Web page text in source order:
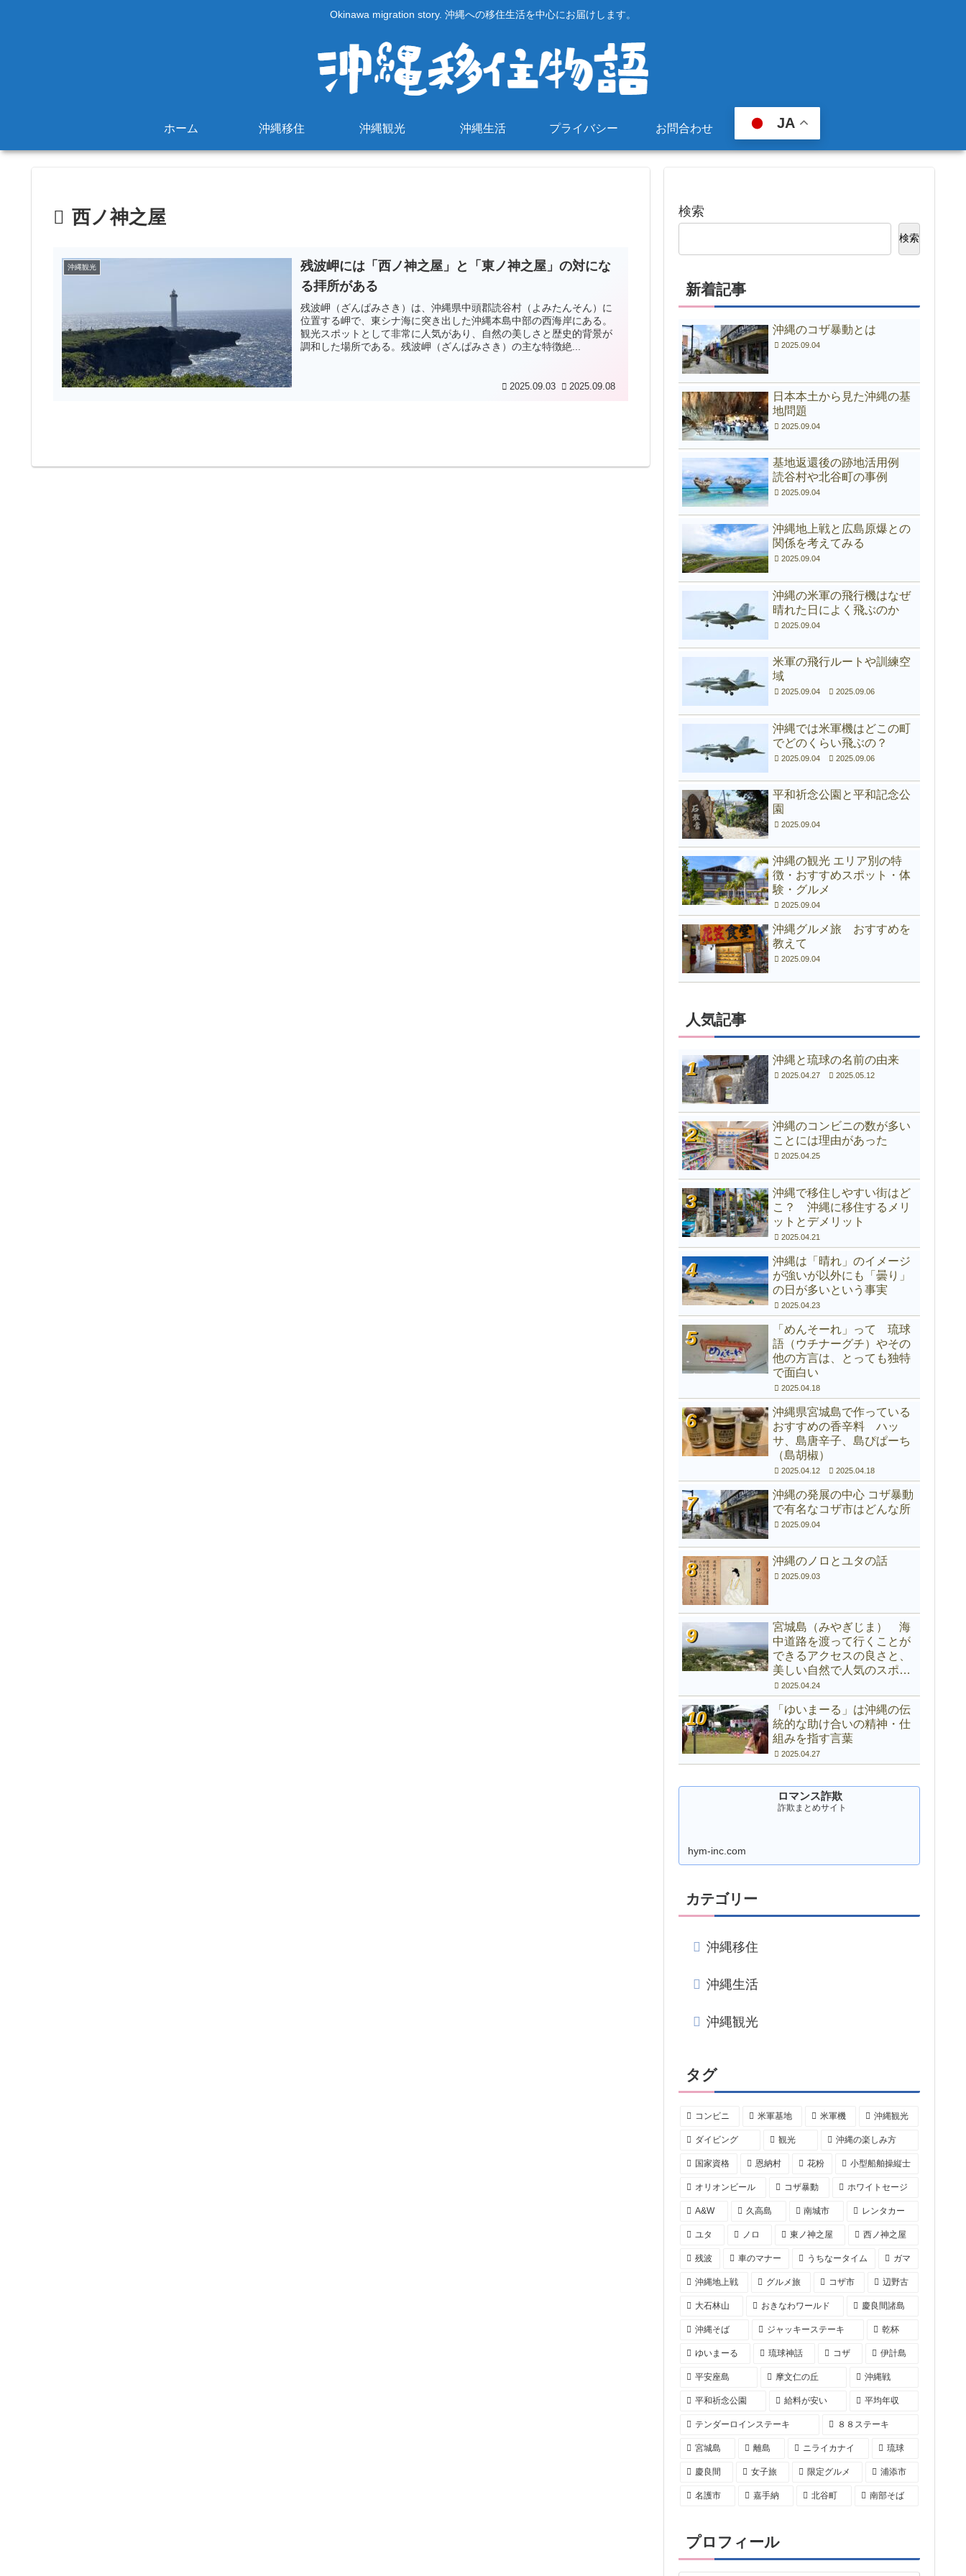
Okinawa migration story. 沖縄への移住生活を中心にお届けします。
ホーム 沖縄移住 沖縄観光 沖縄生活 プライバシー お問合わせ JA
西ノ神之屋
沖縄観光
残波岬には「西ノ神之屋」と「東ノ神之屋」の対にな
る拝所がある
残波岬（ざんぱみさき）は、沖縄県中頭郡読谷村（よみたんそん）に
位置する岬で、東シナ海に突き出した沖縄本島中部の西海岸にある。
観光スポットとして非常に人気があり、自然の美しさと歴史的背景が
調和した場所である。残波岬（ざんぱみさき）の主な特徴絶...
2025.09.03 2025.09.08
検索
検索
新着記事
沖縄のコザ暴動とは
2025.09.04
日本本土から見た沖縄の基
地問題
2025.09.04
基地返還後の跡地活用例
読谷村や北谷町の事例
2025.09.04
沖縄地上戦と広島原爆との
関係を考えてみる
2025.09.04
沖縄の米軍の飛行機はなぜ
晴れた日によく飛ぶのか
2025.09.04
米軍の飛行ルートや訓練空
域
2025.09.04 2025.09.06
沖縄では米軍機はどこの町
でどのくらい飛ぶの？
2025.09.04 2025.09.06
平和祈念公園と平和記念公
園
2025.09.04
沖縄の観光 エリア別の特
徴・おすすめスポット・体
験・グルメ
2025.09.04
沖縄グルメ旅 おすすめを
教えて
2025.09.04
人気記事
沖縄と琉球の名前の由来
2025.04.27 2025.05.12
沖縄のコンビニの数が多い
ことには理由があった
2025.04.25
沖縄で移住しやすい街はど
こ？ 沖縄に移住するメリ
ットとデメリット
2025.04.21
沖縄は「晴れ」のイメージ
が強いが以外にも「曇り」
の日が多いという事実
2025.04.23
「めんそーれ」って 琉球
語（ウチナーグチ）やその
他の方言は、とっても独特
で面白い
2025.04.18
沖縄県宮城島で作っている
おすすめの香辛料 ハッ
サ、島唐辛子、島ぴぱーち
（島胡椒）
2025.04.12 2025.04.18
沖縄の発展の中心 コザ暴動
で有名なコザ市はどんな所
2025.09.04
沖縄のノロとユタの話
2025.09.03
宮城島（みやぎじま） 海
中道路を渡って行くことが
できるアクセスの良さと、
美しい自然で人気のスポッ
ト2025.04.24
「ゆいまーる」は沖縄の伝
統的な助け合いの精神・仕
組みを指す言葉
2025.04.27
ロマンス詐欺
詐欺まとめサイト
hym-inc.com
カテゴリー
沖縄移住
沖縄生活
沖縄観光
タグ
コンビニ 米軍基地 米軍機 沖縄観光
ダイビング 観光 沖縄の楽しみ方
国家資格 恩納村 花粉 小型船舶操縦士
オリオンビール コザ暴動 ホワイトセージ
A&W 久高島 南城市 レンタカー
ユタ ノロ 東ノ神之屋 西ノ神之屋
残波 車のマナー うちなータイム ガマ
沖縄地上戦 グルメ旅 コザ市 辺野古
大石林山 おきなわワールド 慶良間諸島
沖縄そば ジャッキーステーキ 乾杯
ゆいまーる 琉球神話 コザ 伊計島
平安座島 摩文仁の丘 沖縄戦
平和祈念公園 給料が安い 平均年収
テンダーロインステーキ ８８ステーキ
宮城島 離島 ニライカナイ 琉球
慶良間 女子旅 限定グルメ 浦添市
名護市 嘉手納 北谷町 南部そば
プロフィール